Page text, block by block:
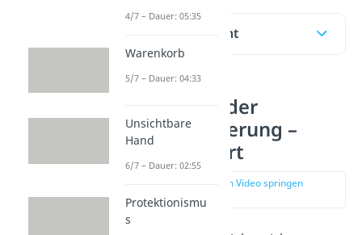
Inhaltsübersicht
Die 5 Säulen der
Sozialversicherung –
einfach erklärt
zur Stelle im Video springen
(00:18)
4/7 – Dauer: 05:35
Warenkorb
5/7 – Dauer: 04:33
Unsichtbare
Hand
6/7 – Dauer: 02:55
Protektionismu
s